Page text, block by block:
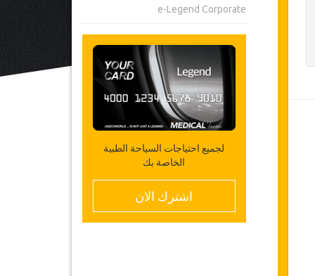
e-Legend Corporate
لجميع احتياجات السياحة الطبية
الخاصة بك
اشترك الان